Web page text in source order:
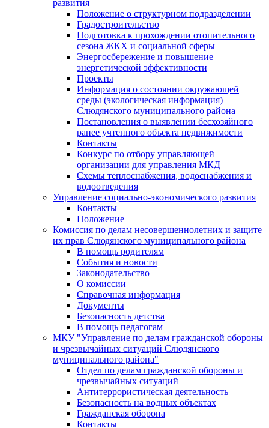
развития
Положение о структурном подразделении
Градостроительство
Подготовка к прохождении отопительного
сезона ЖКХ и социальной сферы
Энергосбережение и повышение
энергетической эффективности
Проекты
Информация о состоянии окружающей
среды (экологическая информация)
Слюдянского муниципального района
Постановления о выявлении бесхозяйного
ранее учтенного объекта недвижимости
Контакты
Конкурс по отбору управляющей
организации для управления МКД
Схемы теплоснабжения, водоснабжения и
водоотведения
Управление социально-экономического развития
Контакты
Положение
Комиссия по делам несовершеннолетних и защите
их прав Слюдянского муниципального района
В помощь родителям
События и новости
Законодательство
О комиссии
Справочная информация
Документы
Безопасность детства
В помощь педагогам
МКУ "Управление по делам гражданской обороны
и чрезвычайных ситуаций Слюдянского
муниципального района"
Отдел по делам гражданской обороны и
чрезвычайных ситуаций
Антитеррористическая деятельность
Безопасность на водных объектах
Гражданская оборона
Контакты